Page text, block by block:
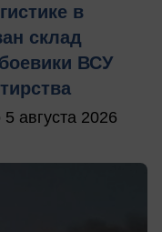
в
склад
ВСУ
августа 2026